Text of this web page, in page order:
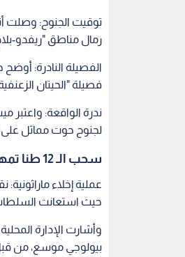
توقيت الجنوح: وصلت
رمال مناطق "ريفدو-
الفصيلة النادرة:
فصيلة "الحيتان
ندرة الواقعة: واعتبر
لجنوح حوت مماثل على جزيرة ري،
سحب الـ 12 طنا تمهيدا للتشريح الجنائي
حيث استعانت
وأشارت الإدارة
بيولوجي موسع، من قبل